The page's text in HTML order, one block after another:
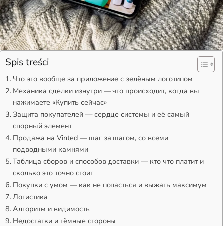
Spis treści
Что это вообще за приложение с зелёным логотипом
Механика сделки изнутри — что происходит, когда вы
нажимаете «Купить сейчас»
Защита покупателей — сердце системы и её самый
спорный элемент
Продажа на Vinted — шаг за шагом, со всеми
подводными камнями
Таблица сборов и способов доставки — кто что платит и
сколько это точно стоит
Покупки с умом — как не попасться и выжать максимум
Логистика
Алгоритм и видимость
Недостатки и тёмные стороны